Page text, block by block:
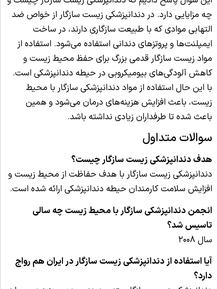
چه مزایایی دارد. در دندانپزشکی زیست سازگار از خواص ضد
التهابی موادی که با طبیعت سازگاری دارند، در ساخت
ایمپلنت‌ها و پروتزهای دندانی استفاده می‌شود. استفاده از
مواد زیست سازگار قدمی بزرگ برای حفظ محیط زیست و
کاهش آلودگی‌های بیومیکروبی در حیطه دندانپزشکی است.
با این حال استفاده از مواد دندانپزشکی سازگار با محیط
زیست، باعث افزایش هزینه‌های درمان می‌شود و همین
باعث شده تا طرفداران زیادی نداشته باشد.
سوالات متداول
هدف دندانپزشکی زیست سازگار چیست؟
دندانپزشکی زیست سازگار با هدف حفاظت از محیط زیست و
افزایش سلامت کارمندان حیطه دندانپزشکی ارائه شده است.
انجمن دندانپزشکی سازگار با محیط زیست چه سالی
تاسیس شد؟
سال ۲۰۰۸
آیا استفاده از دندانپزشکی زیست سازگار در ایران هم رواج
دارد؟